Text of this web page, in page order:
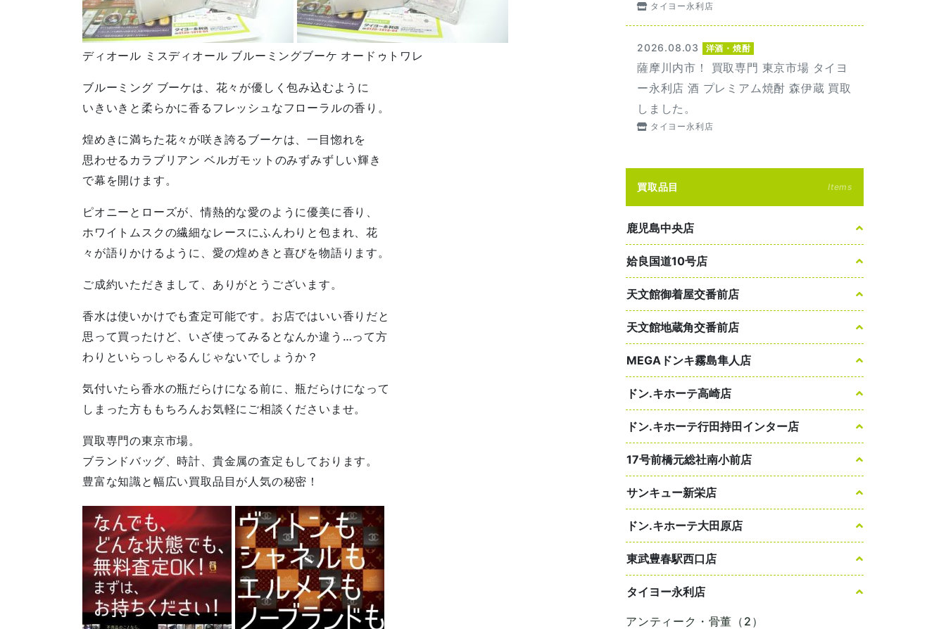
ディオール ミスディオール ブルーミングブーケ オードゥトワレ
ブルーミング ブーケは、花々が優しく包み込むように
いきいきと柔らかに香るフレッシュなフローラルの香り。
煌めきに満ちた花々が咲き誇るブーケは、一目惚れを
思わせるカラブリアン ベルガモットのみずみずしい輝き
で幕を開けます。
ピオニーとローズが、情熱的な愛のように優美に香り、
ホワイトムスクの繊細なレースにふんわりと包まれ、花
々が語りかけるように、愛の煌めきと喜びを物語ります。
ご成約いただきまして、ありがとうございます。
香水は使いかけでも査定可能です。お店ではいい香りだと
思って買ったけど、いざ使ってみるとなんか違う…って方
わりといらっしゃるんじゃないでしょうか？
気付いたら香水の瓶だらけになる前に、瓶だらけになって
しまった方ももちろんお気軽にご相談くださいませ。
買取専門の東京市場。
ブランドバッグ、時計、貴金属の査定もしております。
豊富な知識と幅広い買取品目が人気の秘密！
タイヨー永利店
2026.08.03 洋酒・焼酎
薩摩川内市！ 買取専門 東京市場 タイヨ
ー永利店 酒 プレミアム焼酎 森伊蔵 買取
しました。
タイヨー永利店
買取品目 Items
鹿児島中央店
姶良国道10号店
天文館御着屋交番前店
天文館地蔵角交番前店
MEGAドンキ霧島隼人店
ドン.キホーテ高崎店
ドン.キホーテ行田持田インター店
17号前橋元総社南小前店
サンキュー新栄店
ドン.キホーテ大田原店
東武豊春駅西口店
タイヨー永利店
アンティーク・骨董（2）